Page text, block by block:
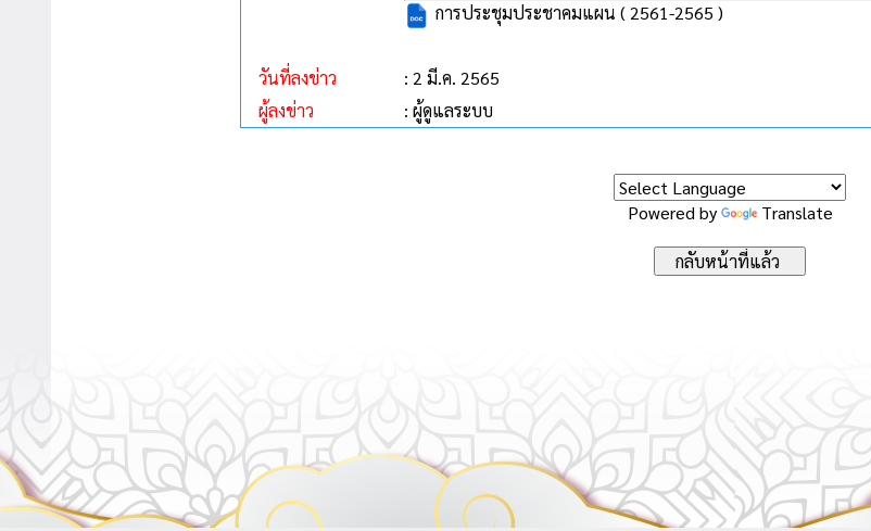
การประชุมประชาคมแผน ( 2561-2565 )
วันที่ลงข่าว
: 2 มี.ค. 2565
ผู้ลงข่าว
: ผู้ดูแลระบบ
Powered by Translate